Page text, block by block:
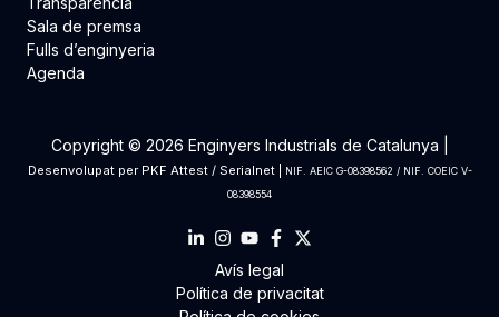
Sala de premsa
Fulls d’enginyeria
Agenda
Copyright © 2026 Enginyers Industrials de Catalunya |
Desenvolupat per PKF Attest/ Serialnet|
NIF. AEIC G-08398562 / NIF. COEIC V-
08398554
Avís legal
Política de privacitat